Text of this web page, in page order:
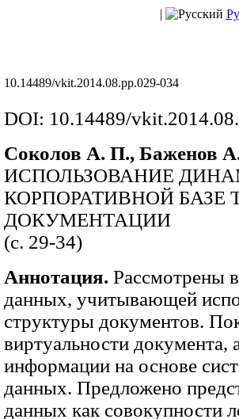
|
10.14489/vkit.2014.08.pp.029-034
DOI: 10.14489/
Соколов А. П., Баженов
ИСПОЛЬЗОВАНИЕ
КОРПОРАТИВНОЙ БАЗЕ
ДОКУМЕНТАЦИИ
(с. 29-34)
Аннотация. Рассмотрены
данных, учитывающей
структуры документов.
виртуальности документа,
информации на основе
данных. Предложено
данных как совокупности